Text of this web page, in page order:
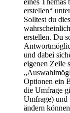
eines Themas
erstellen“
Solltest du
erstellen. Du
und dabei
eigenen Zeile
Optionen ein
die Umfrage
Umfrage) und
ändern